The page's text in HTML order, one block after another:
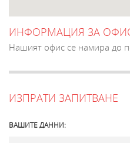
ИНФОРМАЦИЯ ЗА
Нашият офис се намира до
ИЗПРАТИ ЗАПИТВАНЕ
ВАШИТЕ ДАННИ: